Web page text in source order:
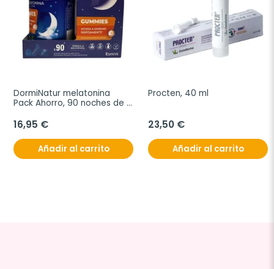
DormiNatur melatonina
Pack Ahorro, 90 noches de
16,95 €
Añadir al carrito
Procten, 40 ml
23,50 €
Añadir al carrito